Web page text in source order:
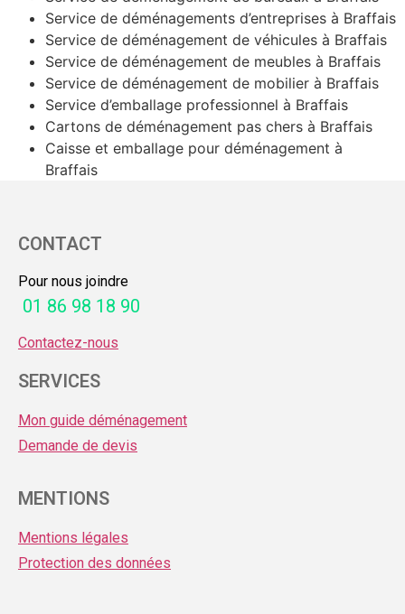
Service de déménagements d’entreprises à Braffais
Service de déménagement de véhicules à Braffais
Service de déménagement de meubles à Braffais
Service de déménagement de mobilier à Braffais
Service d’emballage professionnel à Braffais
Cartons de déménagement pas chers à Braffais
Caisse et emballage pour déménagement à
Braffais
CONTACT
Pour nous joindre
01 86 98 18 90
Contactez-nous
SERVICES
Mon guide déménagement
Demande de devis
MENTIONS
Mentions légales
Protection des données